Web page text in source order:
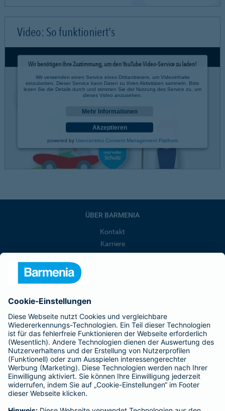
Video: So funktioniert's
Wir benötigen Ihre Zustimmung, um den YouTube Video-Service zu laden!
Wir verwenden einen Service eines Drittanbieters, um Videoinhalte
einzubetten. Dieser Service kann Daten zu Ihren Aktivitäten sammeln. Bitte
lesen Sie die Details durch und stimmen Sie der Nutzung des Service zu, um
dieses Video anzusehen.
Mehr Informationen
Akzeptieren
powered by Usercentrics Consent Management Platform
ÜBER BARMENIA
Kontakt
Karriere
Barmenia ist Teil der BarmeniaGothaer
BELIEBTE SEITEN
Kranken-Zusatzversicherung
Tierversicherungen
Haftpflichtversicherung
Hausratversicherung